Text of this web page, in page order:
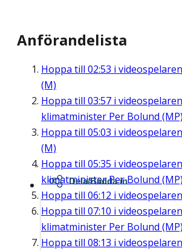
Anförandelista
Hoppa till 02:53 i videospelaren
(M)
Hoppa till 03:57 i videospelaren
klimatminister Per Bolund (MP)
Hoppa till 05:03 i videospelaren
(M)
Hoppa till 05:35 i videospelaren
klimatminister Per Bolund (MP)
Hoppa till 06:12 i videospelaren
Hoppa till 07:10 i videospelaren
klimatminister Per Bolund (MP)
Hoppa till 08:13 i videospelaren
Dela/Bädda in